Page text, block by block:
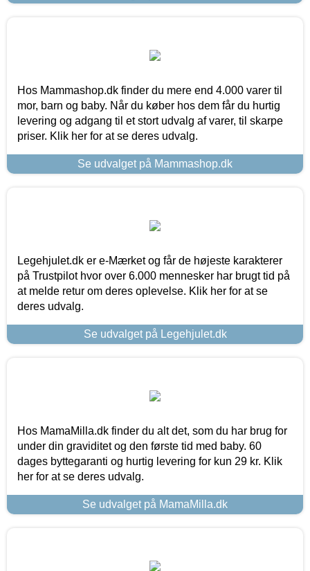
Hos Mammashop.dk finder du mere end 4.000 varer til
mor, barn og baby. Når du køber hos dem får du hurtig
levering og adgang til et stort udvalg af varer, til skarpe
priser. Klik her for at se deres udvalg.
Se udvalget på Mammashop.dk
Legehjulet.dk er e-Mærket og får de højeste karakterer
på Trustpilot hvor over 6.000 mennesker har brugt tid på
at melde retur om deres oplevelse. Klik her for at se
deres udvalg.
Se udvalget på Legehjulet.dk
Hos MamaMilla.dk finder du alt det, som du har brug for
under din graviditet og den første tid med baby. 60
dages byttegaranti og hurtig levering for kun 29 kr. Klik
her for at se deres udvalg.
Se udvalget på MamaMilla.dk